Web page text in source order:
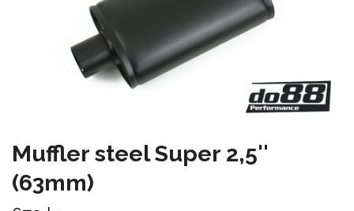
Muffler steel Super 2,5''
(63mm)